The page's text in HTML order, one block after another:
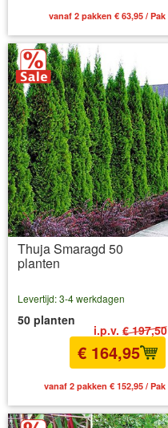
vanaf 2 pakken € 63,95 / Pak
Thuja Smaragd 50
planten
i.p.v. € 197,50
Levertijd: 3-4 werkdagen
50 planten
€ 164,95
vanaf 2 pakken € 152,95 / Pak